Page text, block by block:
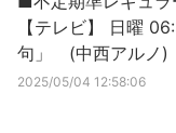
【テレビ】 日曜
句」 (中西アルノ)
2025/05/04 12:58:06